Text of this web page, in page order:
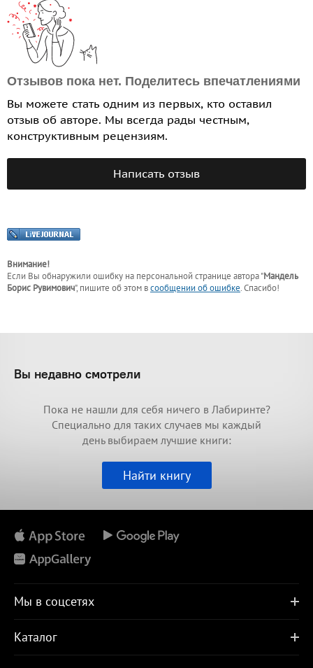
Отзывов пока нет. Поделитесь впечатлениями
Вы можете стать одним из первых, кто оставил
отзыв об авторе. Мы всегда рады честным,
конструктивным рецензиям.
Написать отзыв
Внимание!
Если Вы обнаружили ошибку на персональной странице автора "Мандель
Борис Рувимович", пишите об этом всообщении об ошибке. Спасибо!
Вы недавно смотрели
Пока не нашли для себя ничего в Лабиринте?
Специально для таких случаев мы каждый
день выбираем лучшие книги:
Найти книгу
Мы в соцсетях
Каталог